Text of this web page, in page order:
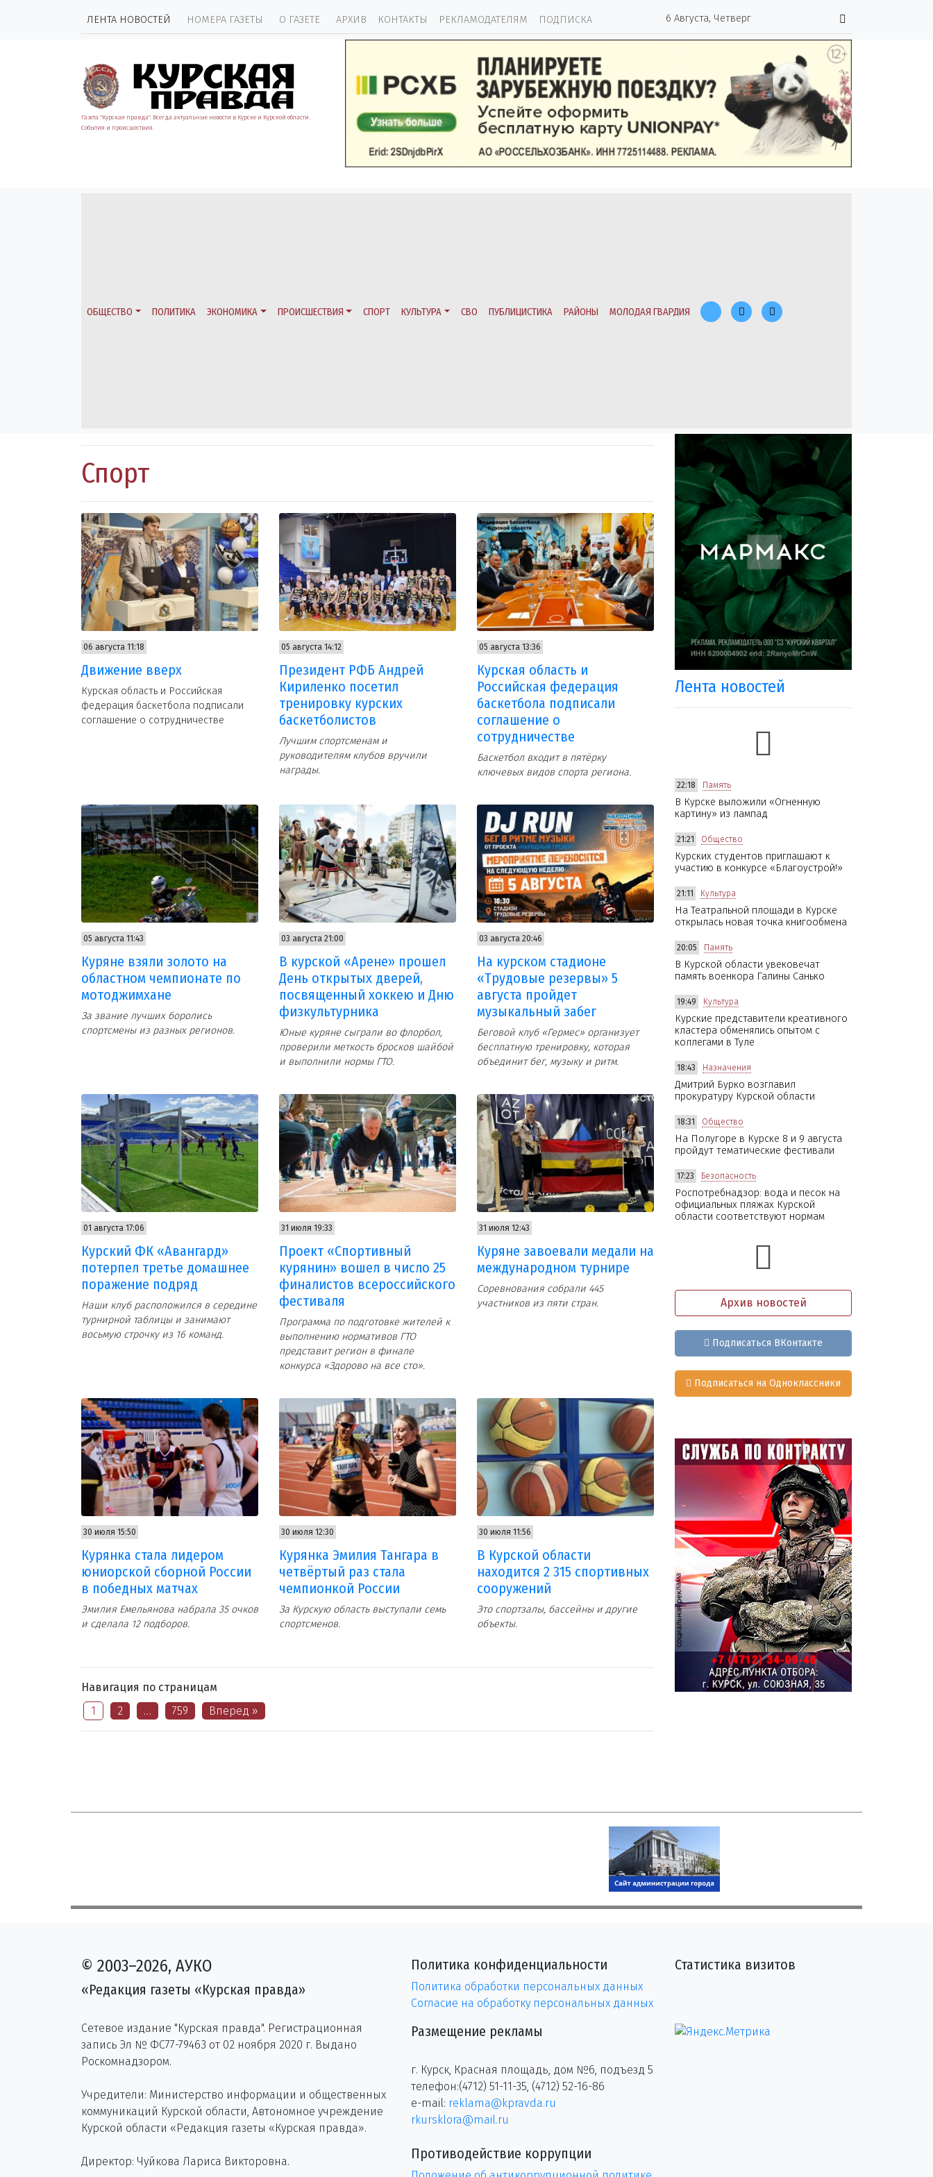
ЛЕНТА НОВОСТЕЙ НОМЕРА ГАЗЕТЫ О ГАЗЕТЕ АРХИВ КОНТАКТЫ РЕКЛАМОДАТЕЛЯМ ПОДПИСКА 6 Августа, Четверг
Газета "Курская правда". Всегда актуальные новости в Курске и Курской области.
События и происшествия.
ОБЩЕСТВО ПОЛИТИКА ЭКОНОМИКА ПРОИСШЕСТВИЯ СПОРТ КУЛЬТУРА СВО ПУБЛИЦИСТИКА РАЙОНЫ МОЛОДАЯ ГВАРДИЯ
Спорт
06 августа 11:18
Движение вверх
Курская область и Российская
федерация баскетбола подписали
соглашение о сотрудничестве
05 августа 14:12
Президент РФБ Андрей
Кириленко посетил
тренировку курских
баскетболистов
Лучшим спортсменам и
руководителям клубов вручили
награды.
05 августа 13:36
Курская область и
Российская федерация
баскетбола подписали
соглашение о
сотрудничестве
Баскетбол входит в пятёрку
ключевых видов спорта региона.
05 августа 11:43
Куряне взяли золото на
областном чемпионате по
мотоджимхане
За звание лучших боролись
спортсмены из разных регионов.
03 августа 21:00
В курской «Арене» прошел
День открытых дверей,
посвященный хоккею и Дню
физкультурника
Юные куряне сыграли во флорбол,
проверили меткость бросков шайбой
и выполнили нормы ГТО.
03 августа 20:46
На курском стадионе
«Трудовые резервы» 5
августа пройдет
музыкальный забег
Беговой клуб «Гермес» организует
бесплатную тренировку, которая
объединит бег, музыку и ритм.
01 августа 17:06
Курский ФК «Авангард»
потерпел третье домашнее
поражение подряд
Наши клуб расположился в середине
турнирной таблицы и занимают
восьмую строчку из 16 команд.
31 июля 19:33
Проект «Спортивный
курянин» вошел в число 25
финалистов всероссийского
фестиваля
Программа по подготовке жителей к
выполнению нормативов ГТО
представит регион в финале
конкурса «Здорово на все сто».
31 июля 12:43
Куряне завоевали медали на
международном турнире
Соревнования собрали 445
участников из пяти стран.
30 июля 15:50
Курянка стала лидером
юниорской сборной России
в победных матчах
Эмилия Емельянова набрала 35 очков
и сделала 12 подборов.
30 июля 12:30
Курянка Эмилия Тангара в
четвёртый раз стала
чемпионкой России
За Курскую область выступали семь
спортсменов.
30 июля 11:56
В Курской области
находится 2 315 спортивных
сооружений
Это спортзалы, бассейны и другие
объекты.
Навигация по страницам
1
2 … 759 Вперед »
Лента новостей
22:18 Память
В Курске выложили «Огненную
картину» из лампад
21:21 Общество
Курских студентов приглашают к
участию в конкурсе «Благоустрой!»
21:11 Культура
На Театральной площади в Курске
открылась новая точка книгообмена
20:05 Память
В Курской области увековечат
память военкора Галины Санько
19:49 Культура
Курские представители креативного
кластера обменялись опытом с
коллегами в Туле
18:43 Назначения
Дмитрий Бурко возглавил
прокуратуру Курской области
18:31 Общество
На Полугоре в Курске 8 и 9 августа
пройдут тематические фестивали
17:23 Безопасность
Роспотребнадзор: вода и песок на
официальных пляжах Курской
области соответствуют нормам
Архив новостей
Подписаться ВКонтакте
Подписаться на Одноклассники
© 2003–2026, АУКО
«Редакция газеты «Курская правда»
Сетевое издание "Курская правда". Регистрационная
запись Эл № ФС77-79463 от 02 ноября 2020 г. Выдано
Роскомнадзором.
Учредители: Министерство информации и общественных
коммуникаций Курской области, Автономное учреждение
Курской области «Редакция газеты «Курская правда».
Директор: Чуйкова Лариса Викторовна.
Политика конфиденциальности
Политика обработки персональных данных
Согласие на обработку персональных данных
Размещение рекламы
г. Курск, Красная площадь, дом №6, подъезд 5
телефон:(4712) 51-11-35, (4712) 52-16-86
e-mail: reklama@kpravda.ru
rkursklora@mail.ru
Противодействие коррупции
Статистика визитов